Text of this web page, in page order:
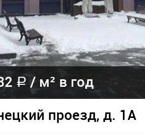
a / м² в год
проезд, д. 1А